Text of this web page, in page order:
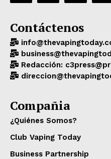
Contáctenos
Redacción:
Compañia
¿Quiénes Somos?
Club Vaping Today
Business Partnership